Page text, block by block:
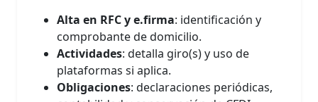
Alta en RFC y e.firma: identificación y
comprobante de domicilio.
Actividades: detalla giro(s) y uso de
plataformas si aplica.
Obligaciones: declaraciones periódicas,